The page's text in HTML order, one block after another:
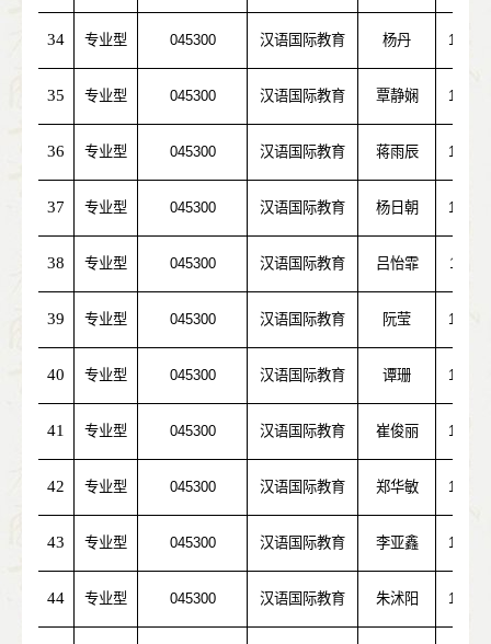
34 专业型 045300 汉语国际教育 杨丹
35 专业型 045300 汉语国际教育 覃静娴
36 专业型 045300 汉语国际教育 蒋雨辰
37 专业型 045300 汉语国际教育 杨日朝
38 专业型 045300 汉语国际教育 吕怡霏
39 专业型 045300 汉语国际教育 阮莹
40 专业型 045300 汉语国际教育 谭珊
41 专业型 045300 汉语国际教育 崔俊丽
42 专业型 045300 汉语国际教育 郑华敏
43 专业型 045300 汉语国际教育 李亚鑫
44 专业型 045300 汉语国际教育 朱沭阳